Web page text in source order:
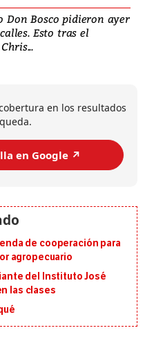
Don Bosco pidieron ayer
Esto tras el
en los resultados
en Google ↗️
de cooperación para
agropecuario
del Instituto José
las clases